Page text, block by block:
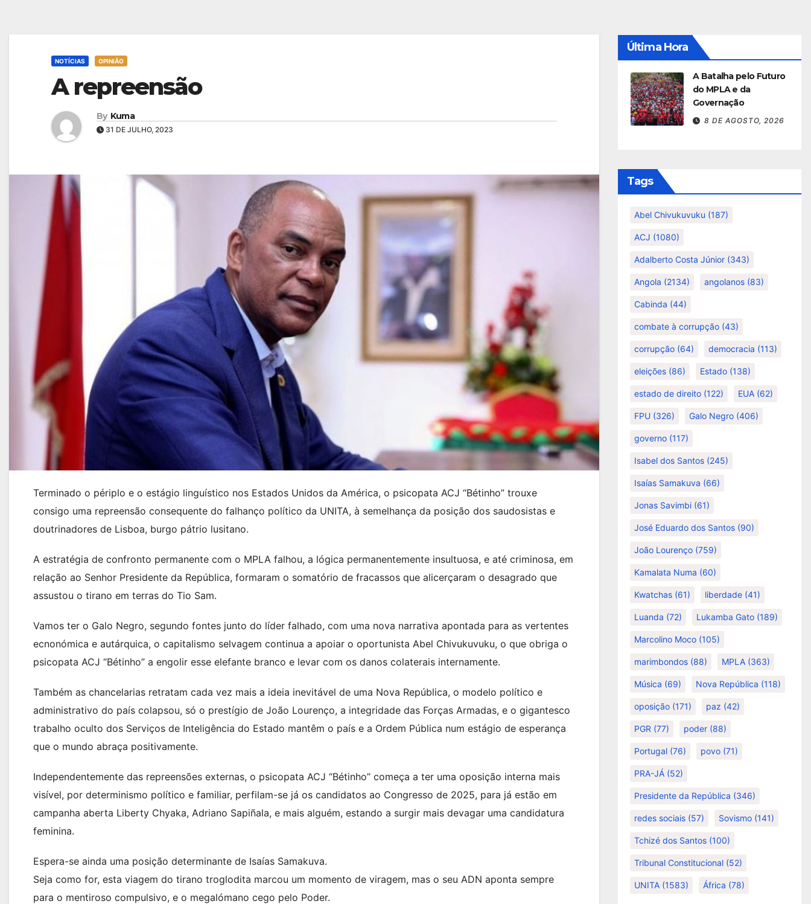
NOTÍCIAS OPINIÃO
A repreensão
By Kuma
31 DE JULHO, 2023
Terminado o périplo e o estágio linguístico nos Estados Unidos da América, o psicopata ACJ “Bétinho” trouxe
consigo uma repreensão consequente do falhanço político da UNITA, à semelhança da posição dos saudosistas e
doutrinadores de Lisboa, burgo pátrio lusitano.
A estratégia de confronto permanente com o MPLA falhou, a lógica permanentemente insultuosa, e até criminosa, em
relação ao Senhor Presidente da República, formaram o somatório de fracassos que alicerçaram o desagrado que
assustou o tirano em terras do Tio Sam.
Vamos ter o Galo Negro, segundo fontes junto do líder falhado, com uma nova narrativa apontada para as vertentes
ecnonómica e autárquica, o capitalismo selvagem continua a apoiar o oportunista Abel Chivukuvuku, o que obriga o
psicopata ACJ “Bétinho” a engolir esse elefante branco e levar com os danos colaterais internamente.
Também as chancelarias retratam cada vez mais a ideia inevitável de uma Nova República, o modelo político e
administrativo do país colapsou, só o prestígio de João Lourenço, a integridade das Forças Armadas, e o gigantesco
trabalho oculto dos Serviços de Inteligência do Estado mantêm o país e a Ordem Pública num estágio de esperança
que o mundo abraça positivamente.
Independentemente das repreensões externas, o psicopata ACJ “Bétinho” começa a ter uma oposição interna mais
visível, por determinismo político e familiar, perfilam-se já os candidatos ao Congresso de 2025, para já estão em
campanha aberta Liberty Chyaka, Adriano Sapiñala, e mais alguém, estando a surgir mais devagar uma candidatura
feminina.
Espera-se ainda uma posição determinante de Isaías Samakuva.
Seja como for, esta viagem do tirano troglodita marcou um momento de viragem, mas o seu ADN aponta sempre
para o mentiroso compulsivo, e o megalómano cego pelo Poder.
Última Hora
A Batalha pelo Futuro
do MPLA e da
Governação
8 DE AGOSTO, 2026
Tags
Abel Chivukuvuku (187)
ACJ (1080)
Adalberto Costa Júnior (343)
Angola (2134) angolanos (83)
Cabinda (44)
combate à corrupção (43)
corrupção (64) democracia (113)
eleições (86) Estado (138)
estado de direito (122) EUA (62)
FPU (326) Galo Negro (406)
governo (117)
Isabel dos Santos (245)
Isaías Samakuva (66)
Jonas Savimbi (61)
José Eduardo dos Santos (90)
João Lourenço (759)
Kamalata Numa (60)
Kwatchas (61) liberdade (41)
Luanda (72) Lukamba Gato (189)
Marcolino Moco (105)
marimbondos (88) MPLA (363)
Música (69) Nova República (118)
oposição (171) paz (42)
PGR (77) poder (88)
Portugal (76) povo (71)
PRA-JÁ (52)
Presidente da República (346)
redes sociais (57) Sovismo (141)
Tchizé dos Santos (100)
Tribunal Constitucional (52)
UNITA (1583) África (78)